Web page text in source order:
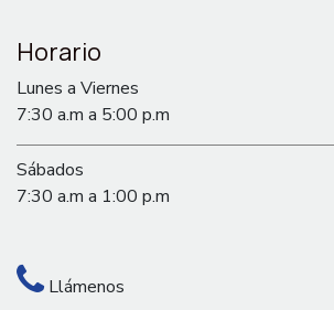
Horario
Lunes a Viernes
7:30 a.m a 5:00 p.m
Sábados
7:30 a.m a 1:00 p.m
Llámenos